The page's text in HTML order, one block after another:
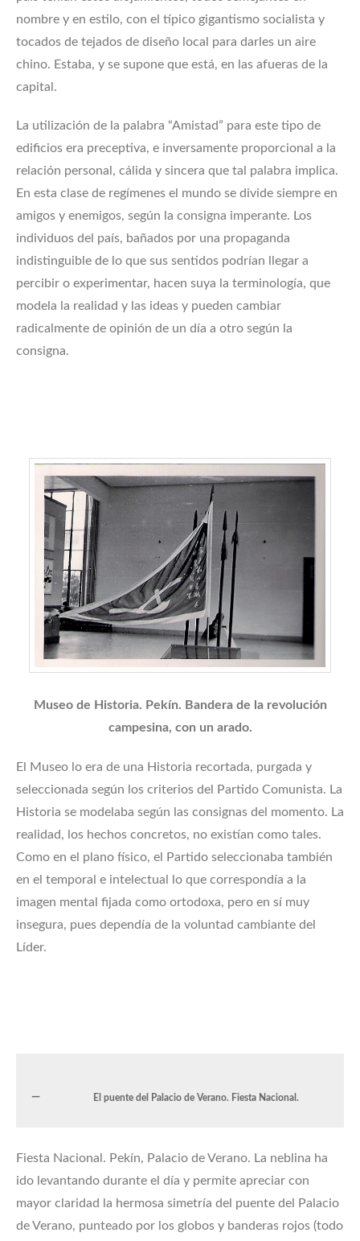
nombre y en estilo, con el típico gigantismo socialista y
tocados de tejados de diseño local para darles un aire
chino. Estaba, y se supone que está, en las afueras de la
capital.
La utilización de la palabra “Amistad” para este tipo de
edificios era preceptiva, e inversamente proporcional a la
relación personal, cálida y sincera que tal palabra implica.
En esta clase de regímenes el mundo se divide siempre en
amigos y enemigos, según la consigna imperante. Los
individuos del país, bañados por una propaganda
indistinguible de lo que sus sentidos podrían llegar a
percibir o experimentar, hacen suya la terminología, que
modela la realidad y las ideas y pueden cambiar
radicalmente de opinión de un día a otro según la
consigna.
Museo de Historia. Pekín. Bandera de la revolución
campesina, con un arado.
El Museo lo era de una Historia recortada, purgada y
seleccionada según los criterios del Partido Comunista. La
Historia se modelaba según las consignas del momento. La
realidad, los hechos concretos, no existían como tales.
Como en el plano físico, el Partido seleccionaba también
en el temporal e intelectual lo que correspondía a la
imagen mental fijada como ortodoxa, pero en sí muy
insegura, pues dependía de la voluntad cambiante del
Líder.
El puente del Palacio de Verano. Fiesta Nacional.
Fiesta Nacional. Pekín, Palacio de Verano. La neblina ha
ido levantando durante el día y permite apreciar con
mayor claridad la hermosa simetría del puente del Palacio
de Verano, punteado por los globos y banderas rojos (todo